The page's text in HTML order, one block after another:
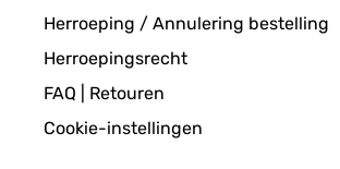
Correspond à mes attentes et
Utilisateur d'Amazon
Herroeping / Annulering bestelling
Herroepingsrecht
FAQ | Retouren
Cookie-instellingen